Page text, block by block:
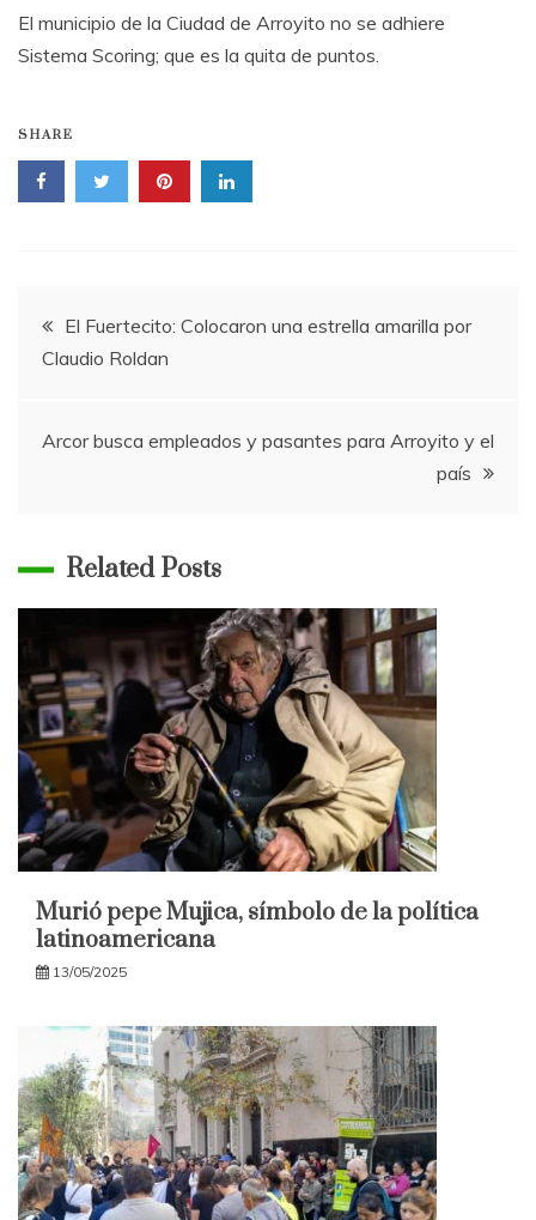
El municipio de la Ciudad de Arroyito no se adhiere
Sistema Scoring; que es la quita de puntos.
SHARE
Navegación
de
entradas
El Fuertecito: Colocaron una estrella amarilla por
Claudio Roldan
Arcor busca empleados y pasantes para Arroyito y el
país
Related Posts
Murió pepe Mujica, símbolo de la política
latinoamericana
13/05/2025